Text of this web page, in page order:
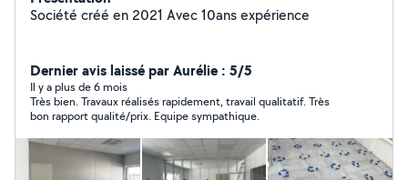
Société créé en 2021 Avec 10ans expérience
Dernier avis laissé par Aurélie : 5/5
Il y a plus de 6 mois
Très bien. Travaux réalisés rapidement, travail qualitatif. Très
bon rapport qualité/prix. Equipe sympathique.